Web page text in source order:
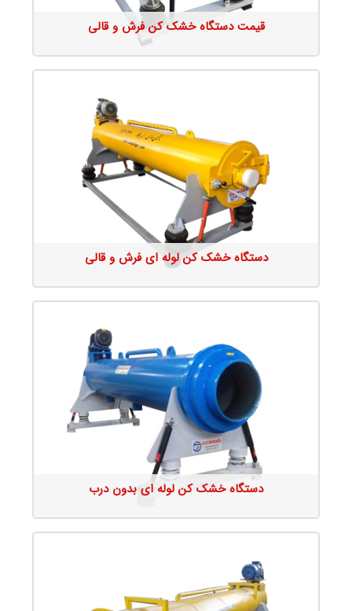
قیمت دستگاه خشک کن فرش و قالی
جزئیات محصول
دستگاه خشک کن لوله ای فرش و قالی
جزئیات محصول
دستگاه خشک کن لوله ای بدون درب